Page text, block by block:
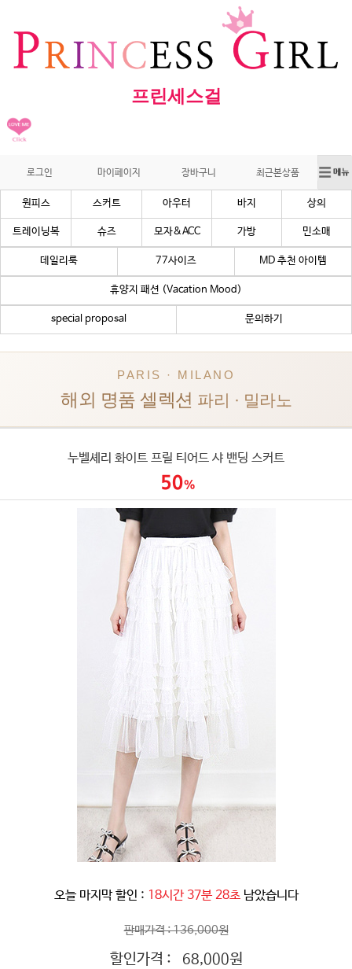
프린세스걸
로그인 마이페이지 장바구니 최근본상품
원피스 스커트 아우터 바지 상의
트레이닝복 슈즈 모자&ACC 가방 민소매
데일리룩 77사이즈 MD 추천 아이템
휴양지 패션 (Vacation Mood)
special proposal 문의하기
PARIS · MILANO
해외 명품 셀렉션 파리 · 밀라노
누벨셰리 화이트 프릴 티어드 샤 밴딩 스커트
오늘 마지막 할인 : 18시간 37분 25초 남았습니다
판매가격 : 136,000원
할인가격 : 68,000원